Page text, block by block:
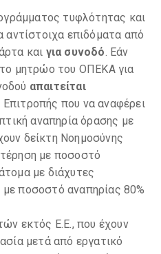
τυφλότητας και
επιδόματα από
και για συνοδό. Εάν
μητρώο του ΟΠΕΚΑ για
απαιτείται
που να αναφέρει
αναπηρία όρασης με
δείκτη Νοημοσύνης
με ποσοστό
με διάχυτες
ποσοστό αναπηρίας 80%
εκτός Ε.Ε., που έχουν
μετά από εργατικό